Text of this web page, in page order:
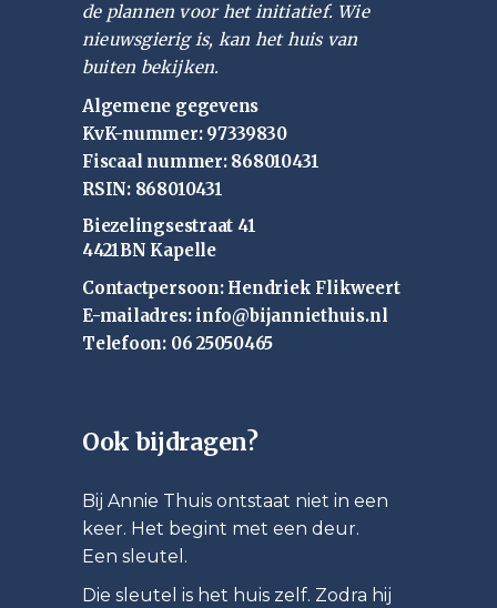
de plannen voor het initiatief. Wie
nieuwsgierig is, kan het huis van
buiten bekijken.
Algemene gegevens
KvK-nummer: 97339830
Fiscaal nummer: 868010431
RSIN: 868010431
Biezelingsestraat 41
4421BN Kapelle
Contactpersoon: Hendriek Flikweert
E-mailadres: info@bijanniethuis.nl
Telefoon: 06 25050465
Ook bijdragen?
Bij Annie Thuis ontstaat niet in een
keer. Het begint met een deur.
Een sleutel.
Die sleutel is het huis zelf. Zodra hij